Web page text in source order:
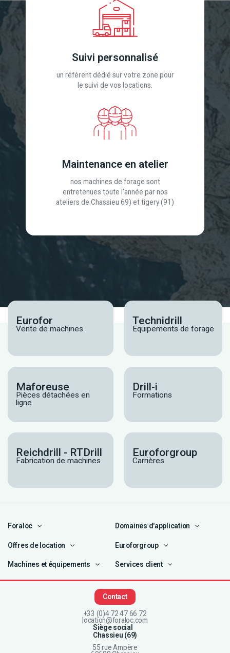
Suivi personnalisé
un référent dédié sur votre zone pour
le suivi de vos locations.
Maintenance en atelier
nos machines de forage sont
entretenues toute l'année par nos
ateliers de Chassieu 69) et tigery (91)
Eurofor
Vente de machines
Technidrill
Equipements de forage
Maforeuse
Pièces détachées en
ligne
Drill-i
Formations
Reichdrill - RTDrill
Fabrication de machines
Euroforgroup
Carrières
Contact
+33 (0)4 72 47 66 72
location@foraloc.com
Siège social
Chassieu (69)
55 rue Ampère
Foraloc Domaines d'application
Offres de location Euroforgroup
Machines et équipements Services client